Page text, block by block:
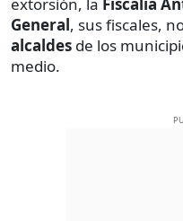
extorsión, la Fiscalía
General, sus fiscales,
alcaldes de los
medio.